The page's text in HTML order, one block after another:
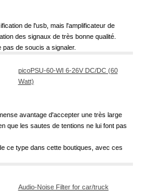
de l'usb, mais l'amplificateur de
des signaux de très bonne qualité.
de soucis a signaler.
picoPSU-60-WI 6-26V DC/DC (60
Watt)
avantage d'accepter une très large
que les sautes de tentions ne lui font pas
ce type dans cette boutiques, avec ces
Audio-Noise Filter for car/truck